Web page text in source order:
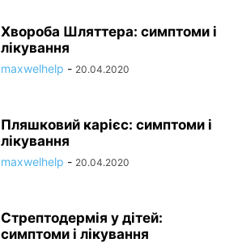
Хвороба Шляттера: симптоми і
лікування
maxwelhelp - 20.04.2020
Пляшковий карієс: симптоми і
лікування
maxwelhelp - 20.04.2020
Стрептодермія у дітей:
симптоми і лікування